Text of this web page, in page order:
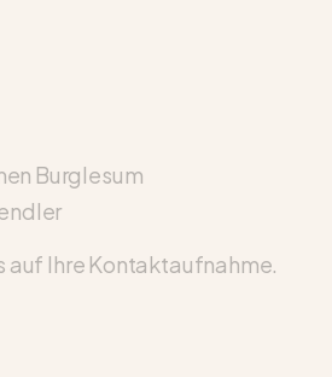
Burglesum
auf Ihre Kontaktaufnahme.